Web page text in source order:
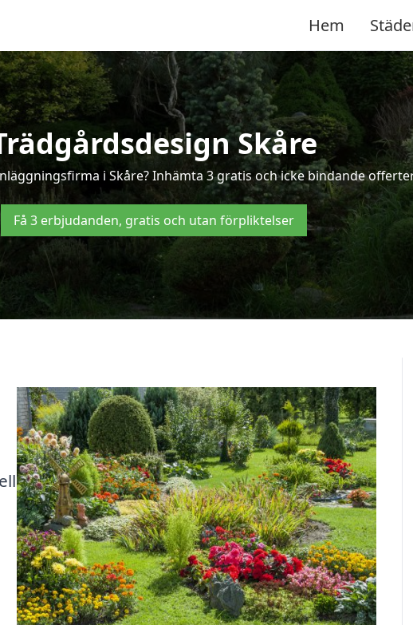
Hem
Skåre
i Skåre? Inhämta 3 gratis och icke bindande
Få 3 erbjudanden, gratis och utan förpliktelser